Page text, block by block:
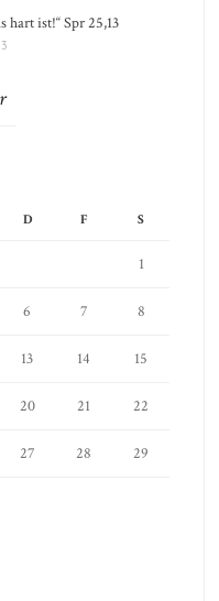
hart ist!“ Spr 25,13
D F S
1
6 7 8
13 14 15
20 21 22
27 28 29